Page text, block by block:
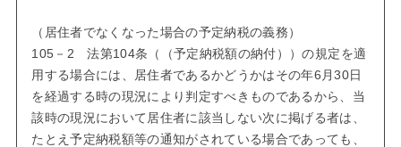
（居住者でなくなった場合の予定納税の義務）
105－2 法第104条（（予定納税額の納付））の規定を適
用する場合には、居住者であるかどうかはその年6月30日
を経過する時の現況により判定すべきものであるから、当
該時の現況において居住者に該当しない次に掲げる者は、
たとえ予定納税額等の通知がされている場合であっても、